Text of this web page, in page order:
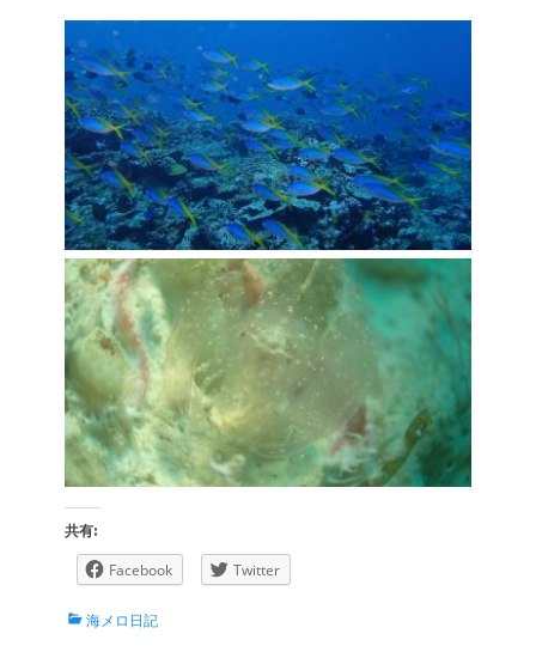
共有:
Facebook Twitter
カ 海メロ日記